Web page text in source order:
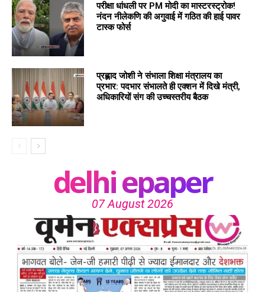
परीक्षा धांधली पर PM मोदी का मास्टरस्ट्रोक!
नंदन नीलेकणि की अगुवाई में गठित की हाई पावर
टास्क फोर्स
प्रह्लाद जोशी ने संभाला शिक्षा मंत्रालय का
प्रभार: पदभार संभालते ही एक्शन में दिखे मंत्री,
अधिकारियों संग की उच्चस्तरीय बैठक
delhi epaper
07 August 2026